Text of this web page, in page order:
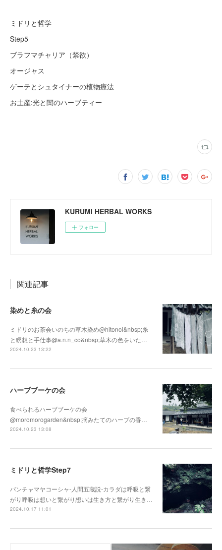
ミドリと哲学
Step5
ブラフマチャリア（禁欲）
オージャス
ゲーテとシュタイナーの植物療法
お土産:光と闇のハーブティー
KURUMI HERBAL WORKS
フォロー
関連記事
染めと糸の会
ミドリのお茶会いのちの草木染め@hitonoi&nbsp;糸
と瞑想と手仕事@a.n.n_co&nbsp;草木の色をいた…
2024.10.23 13:22
ハーブブーケの会
食べられるハーブブーケの会
@moromorogarden&nbsp;摘みたてのハーブの香…
2024.10.23 13:08
ミドリと哲学Step7
パンチャマヤコーシャ-人間五蔵説-カラダは呼吸と繋
がり呼吸は想いと繋がり想いは生き方と繋がり生き…
2024.10.17 11:01